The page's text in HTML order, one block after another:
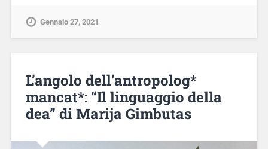
Gennaio 27, 2021
L’angolo dell’antropolog*
mancat*: “Il linguaggio della
dea” di Marija Gimbutas